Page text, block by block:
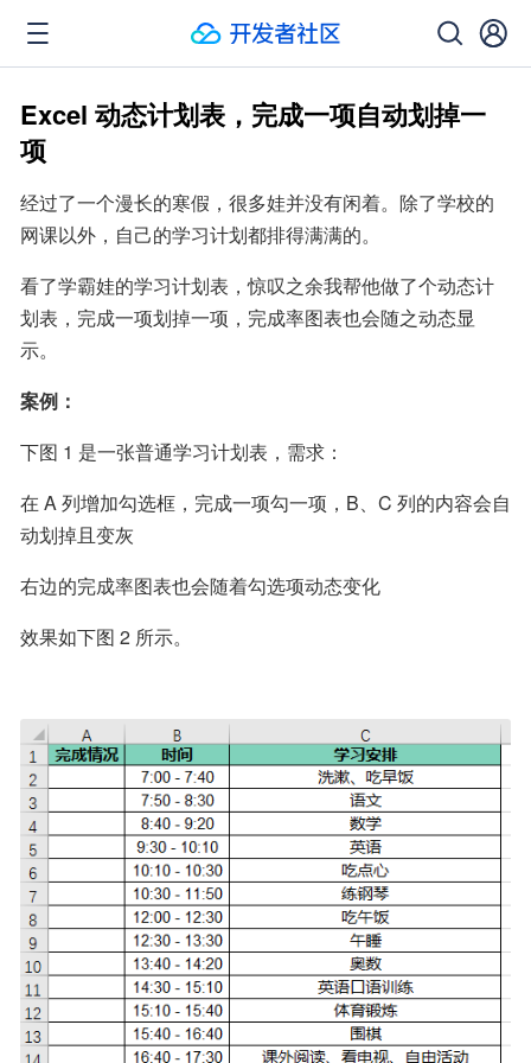
Excel 动态计划表，完成一项自动划掉一
项
经过了一个漫长的寒假，很多娃并没有闲着。除了学校的
网课以外，自己的学习计划都排得满满的。
看了学霸娃的学习计划表，惊叹之余我帮他做了个动态计
划表，完成一项划掉一项，完成率图表也会随之动态显
示。
案例：
下图 1 是一张普通学习计划表，需求：
在 A 列增加勾选框，完成一项勾一项，B、C 列的内容会自
动划掉且变灰
右边的完成率图表也会随着勾选项动态变化
效果如下图 2 所示。